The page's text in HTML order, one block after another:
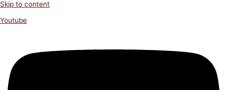
Skip to content
Youtube